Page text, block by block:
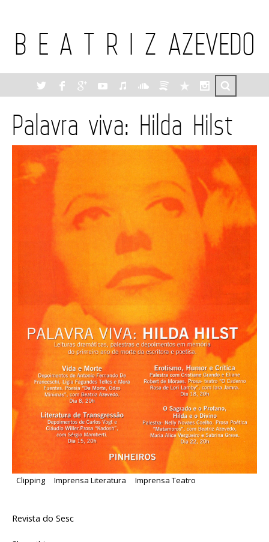
B E A T R I Z AZEVEDO
Palavra viva: Hilda Hilst
Clipping Imprensa Literatura Imprensa Teatro
Revista do Sesc